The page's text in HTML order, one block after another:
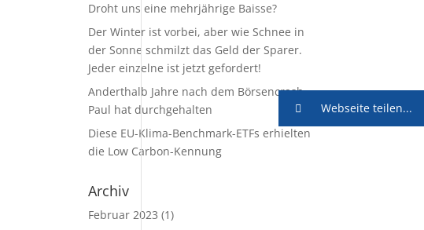
Droht uns eine mehrjährige Baisse?
Der Winter ist vorbei, aber wie Schnee in
der Sonne schmilzt das Geld der Sparer.
Jeder einzelne ist jetzt gefordert!
Anderthalb Jahre nach dem Börsencrash –
Paul hat durchgehalten
Diese EU-Klima-Benchmark-ETFs erhielten
die Low Carbon-Kennung
Archiv
Februar 2023 (1)
Webseite teilen...